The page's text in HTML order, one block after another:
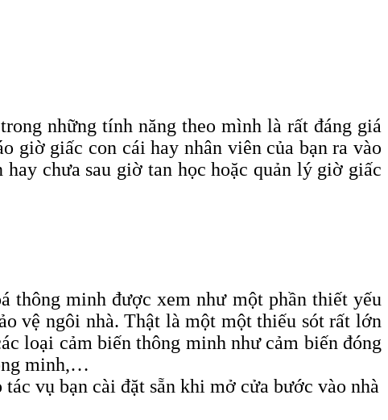
những tính năng theo mình là rất đáng giá
giờ giấc con cái hay nhân viên của bạn ra vào
chưa sau giờ tan học hoặc quản lý giờ giấc
thông minh được xem như một phần thiết yếu
vệ ngôi nhà. Thật là một một thiếu sót rất lớn
loại cảm biến thông minh như cảm biến đóng
minh,…
vụ bạn cài đặt sẵn khi mở cửa bước vào nhà